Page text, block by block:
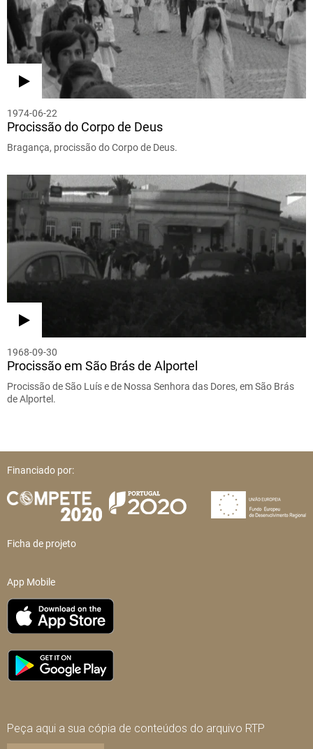
1974-06-22
Procissão do Corpo de Deus
Bragança, procissão do Corpo de Deus.
1968-09-30
Procissão em São Brás de Alportel
Procissão de São Luís e de Nossa Senhora das Dores, em São Brás
de Alportel.
Financiado por:
Ficha de projeto
App Mobile
Peça aqui a sua cópia de conteúdos do arquivo RTP